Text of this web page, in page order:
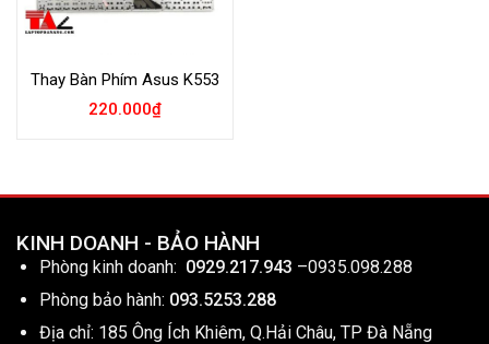
Thay Bàn Phím Asus K553
220.000₫
KINH DOANH - BẢO HÀNH
Phòng kinh doanh: 0929.217.943 –0935.098.288
Phòng bảo hành: 093.5253.288
Địa chỉ: 185 Ông Ích Khiêm, Q.Hải Châu, TP Đà Nẵng